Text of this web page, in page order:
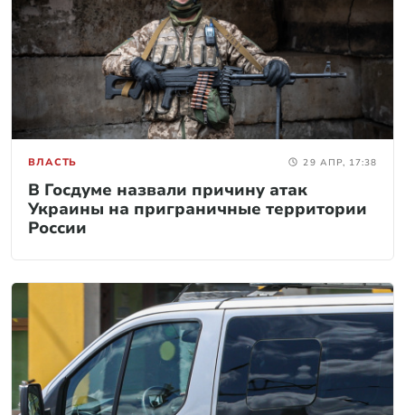
ВЛАСТЬ 29 АПР, 17:38
В Госдуме назвали причину атак
Украины на приграничные территории
России